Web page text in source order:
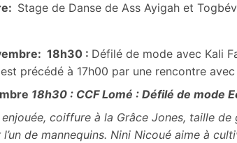
Stage de Danse de Ass Ayigah et
18h30 : Défilé de mode avec Kali
précédé à 17h00 par une rencontre
18h30 : CCF Lomé : Défilé de mode
coiffure à la Grâce Jones, taille
de mannequins. Nini Nicoué aime à